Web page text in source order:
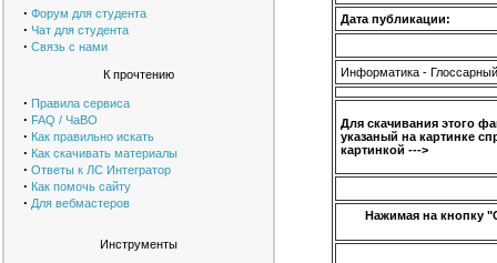
· Форум для студента
· Чат для студента
· Связь с нами
К прочтению
· Правила сервиса
· FAQ / ЧаВО
· Как правильно искать
· Как скачивать материалы
· Ответы к ЛС Интегратор
· Как помочь сайту
· Для вебмастеров
Инструменты
Дата публикации:
Информатика - Глоссарный
Для скачивания этого
указаный на картинке
картинкой --->
Нажимая на кнопку